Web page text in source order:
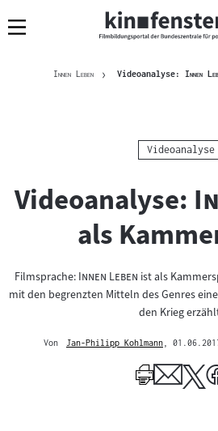
Navigation
zum
zur
Brotkrümelnavigation
"Innen Leben" Videoanalyse: "Innen
Kategorie:
Videoanalyse
Videoanalyse: "
als
Filmsprache: "Innen Leben "ist als
mit den begrenzten Mitteln des Genres
den Krieg
Von
Jan-Philipp Kohlmann
Author
,